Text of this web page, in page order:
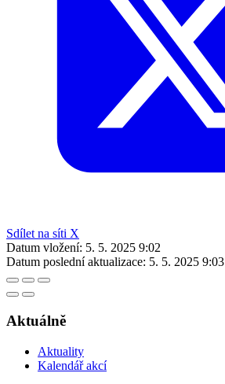
Sdílet na síti X
Datum vložení: 5. 5. 2025 9:02
Datum poslední aktualizace: 5. 5. 2025 9:03
Aktuálně
Aktuality
Kalendář akcí